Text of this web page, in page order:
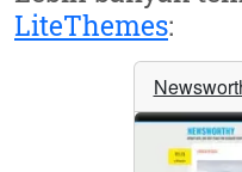
LiteThemes: